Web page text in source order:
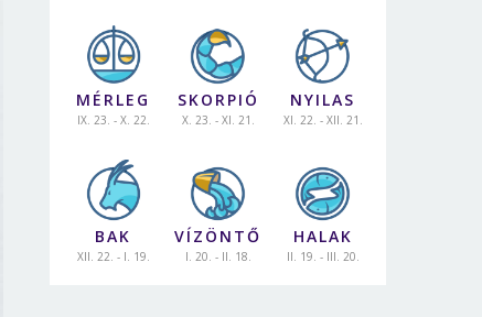
MÉRLEG
IX. 23. - X. 22.
SKORPIÓ
X. 23. - XI. 21.
NYILAS
XI. 22. - XII. 21.
BAK
XII. 22. - I. 19.
VÍZÖNTŐ
I. 20. - II. 18.
HALAK
II. 19. - III. 20.